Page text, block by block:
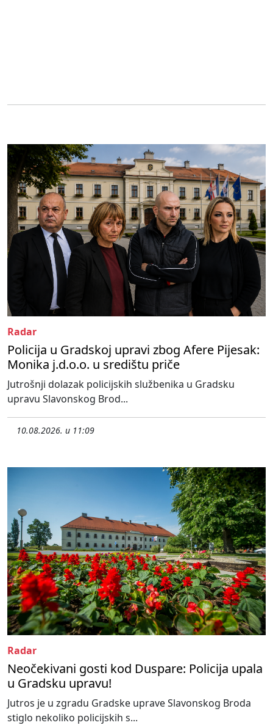
Radar
Policija u Gradskoj upravi zbog Afere Pijesak:
Monika j.d.o.o. u središtu priče
Jutrošnji dolazak policijskih službenika u Gradsku
upravu Slavonskog Brod...
10.08.2026. u 11:09
Radar
Neočekivani gosti kod Duspare: Policija upala
u Gradsku upravu!
Jutros je u zgradu Gradske uprave Slavonskog Broda
stiglo nekoliko policijskih s...